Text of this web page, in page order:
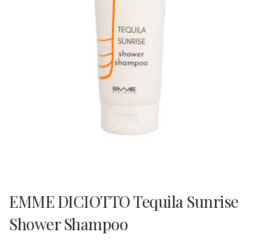
EMME DICIOTTO Tequila Sunrise
Shower Shampoo